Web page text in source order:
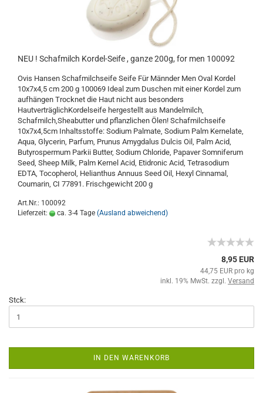
NEU ! Schafmilch Kordel-Seife , ganze 200g, for men 100092
Ovis Hansen Schafmilchseife Seife Für Männder Men Oval Kordel
10x7x4,5 cm 200 g 100069 Ideal zum Duschen mit einer Kordel zum
aufhängen Trocknet die Haut nicht aus besonders
HautverträglichKordelseife hergestellt aus Mandelmilch,
Schafmilch,Sheabutter und pflanzlichen Ölen! Schafmilchseife
10x7x4,5cm Inhaltsstoffe: Sodium Palmate, Sodium Palm Kernelate,
Aqua, Glycerin, Parfum, Prunus Amygdalus Dulcis Oil, Palm Acid,
Butyrospermum Parkii Butter, Sodium Chloride, Papaver Somniferum
Seed, Sheep Milk, Palm Kernel Acid, Etidronic Acid, Tetrasodium
EDTA, Tocopherol, Helianthus Annuus Seed Oil, Hexyl Cinnamal,
Coumarin, CI 77891. Frischgewicht 200 g
Art.Nr.: 100092
Lieferzeit:
ca. 3-4 Tage (Ausland abweichend)
8,95 EUR
44,75 EUR pro kg
inkl. 19% MwSt. zzgl. Versand
Stck:
IN DEN WARENKORB